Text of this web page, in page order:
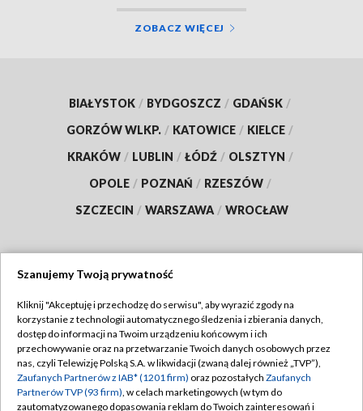
ZOBACZ WIĘCEJ
BIAŁYSTOK / BYDGOSZCZ / GDAŃSK /
GORZÓW WLKP. / KATOWICE / KIELCE /
KRAKÓW / LUBLIN / ŁÓDŹ / OLSZTYN /
OPOLE / POZNAŃ / RZESZÓW /
SZCZECIN / WARSZAWA / WROCŁAW
TVP
Abonament TVP
Emisja w TVP
Centrum informacji TVP
Regulamin TVP
Polityka prywatności
Moje zgody
Szanujemy Twoją prywatność
Kliknij "Akceptuję i przechodzę do serwisu", aby wyrazić zgody na
korzystanie z technologii automatycznego śledzenia i zbierania danych,
dostęp do informacji na Twoim urządzeniu końcowym i ich
przechowywanie oraz na przetwarzanie Twoich danych osobowych przez
nas, czyli Telewizję Polską S.A. w likwidacji (zwaną dalej również „TVP”),
Zaufanych Partnerów z IAB* (1201 firm) oraz pozostałych Zaufanych
Partnerów TVP (93 firm), w celach marketingowych (w tym do
zautomatyzowanego dopasowania reklam do Twoich zainteresowań i